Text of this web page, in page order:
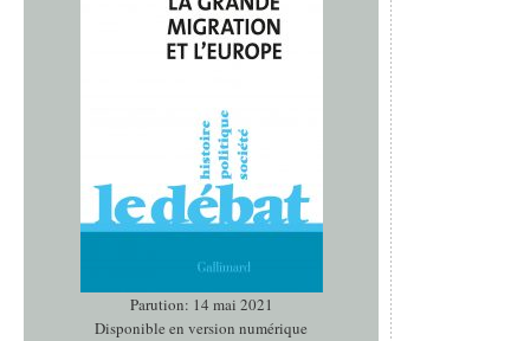
Parution: 14 mai 2021
Disponible en version numérique